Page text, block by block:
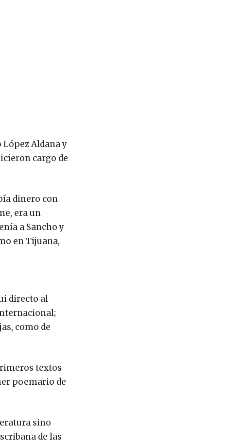
López Aldana y
cargo de
dinero con
era un
a Sancho y
en Tijuana,
directo al
como de
textos
poemario de
sino
de las